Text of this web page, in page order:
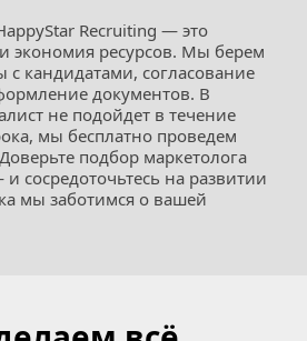
Recruiting — это
и экономия ресурсов. Мы берем
с кандидатами, согласование
документов. В
не подойдет в течение
мы бесплатно проведем
подбор маркетолога
сосредоточьтесь на развитии
мы заботимся о вашей